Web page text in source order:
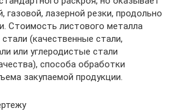
газовой, лазерной резки, продольно
Стоимость листового металла
(качественные стали,
или углеродистые стали
способа обработки
закупаемой продукции.